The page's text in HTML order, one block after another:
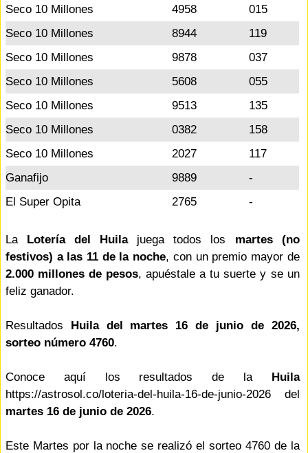
Seco 10 Millones
4958
015
Seco 10 Millones
8944
119
Seco 10 Millones
9878
037
Seco 10 Millones
5608
055
Seco 10 Millones
9513
135
Seco 10 Millones
0382
158
Seco 10 Millones
2027
117
Ganafijo
9889
-
El Super Opita
2765 -
La Lotería del Huilajuega todos los martes (no
festivos) a las 11 de la noche, con un premio mayor de
2.000 millones de pesos, apuéstale a tu suerte y se un
feliz ganador.
Resultados Huila del martes 16 de junio de 2026,
sorteo número 4760.
Conoce aquí los resultados de la Huila
https://astrosol.co/loteria-del-huila-16-de-junio-2026 del
martes 16 de junio de 2026.
Este Martes por la noche se realizó el sorteo 4760 de la